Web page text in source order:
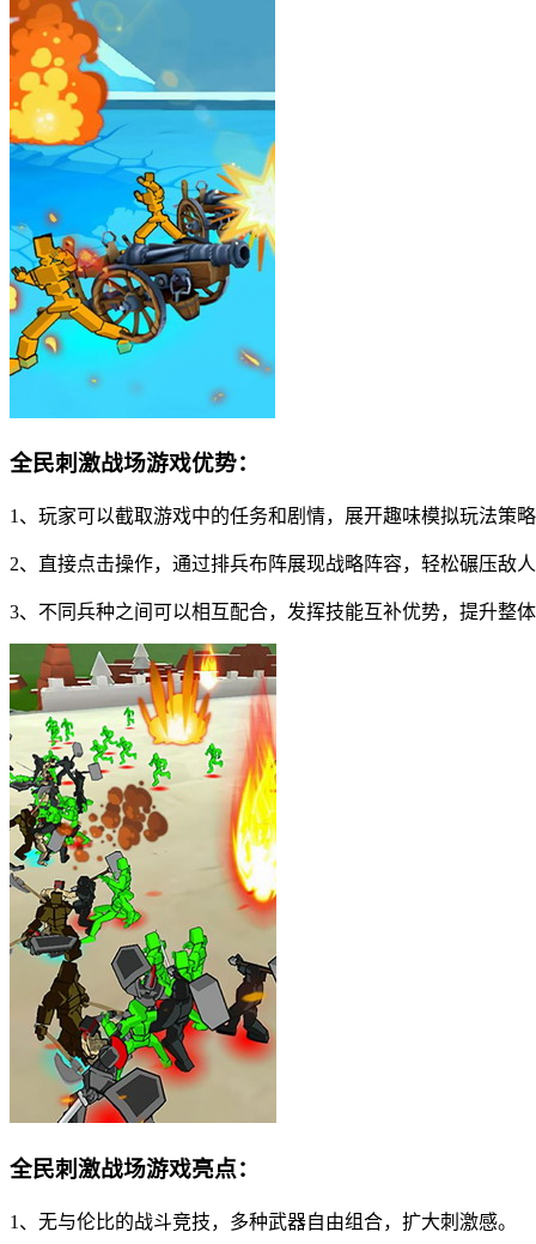
全民刺激战场游戏优势：
1、玩家可以截取游戏中的任务和剧情，展开趣味模拟玩法策略
2、直接点击操作，通过排兵布阵展现战略阵容，轻松碾压敌人
3、不同兵种之间可以相互配合，发挥技能互补优势，提升整体
全民刺激战场游戏亮点：
1、无与伦比的战斗竞技，多种武器自由组合，扩大刺激感。